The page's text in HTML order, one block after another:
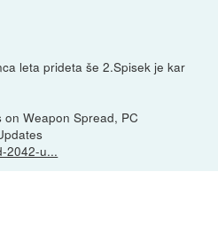
leta prideta še 2.Spisek je kar
Weapon Spread, PC
2042-u...